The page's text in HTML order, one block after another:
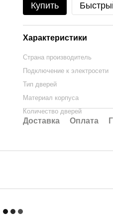
Купить
Характеристики
Страна производитель
Подключение к электросети
Тип дверей
Материал корпуса
Количество дверей
Доставка Оплата